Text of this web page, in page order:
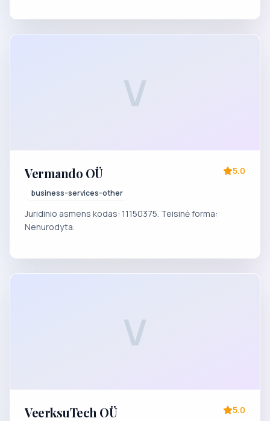
V
Vermando OÜ
business-services-other
5.0
Juridinio asmens kodas: 11150375. Teisinė forma:
Nenurodyta.
V
VeerksuTech OÜ 5.0